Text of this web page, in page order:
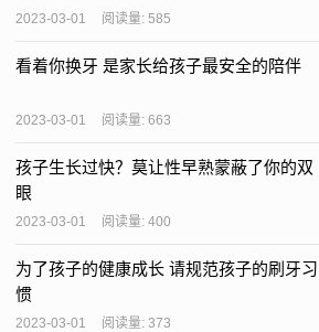
2023-03-01 阅读量: 585
看着你换牙 是家长给孩子最安全的陪伴
2023-03-01 阅读量: 663
孩子生长过快？莫让性早熟蒙蔽了你的双
眼
2023-03-01 阅读量: 400
为了孩子的健康成长 请规范孩子的刷牙习
惯
2023-03-01 阅读量: 373